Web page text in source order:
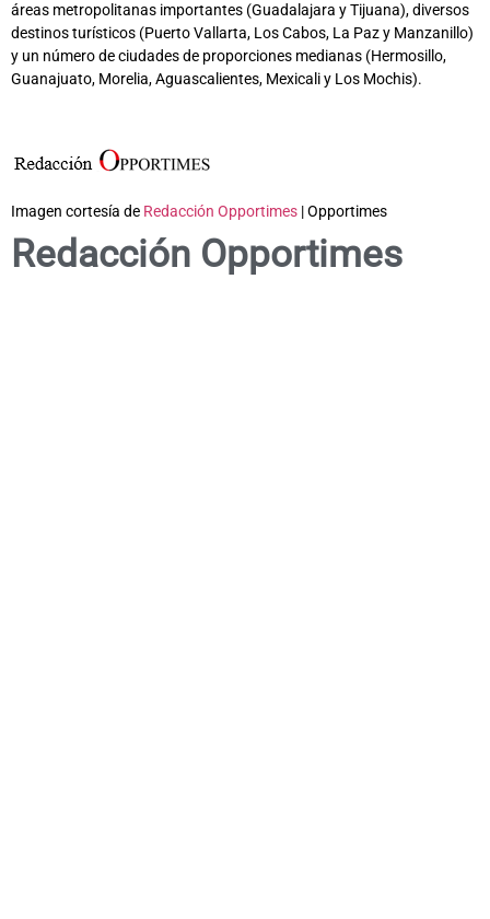
áreas metropolitanas importantes (Guadalajara y Tijuana), diversos
destinos turísticos (Puerto Vallarta, Los Cabos, La Paz y Manzanillo)
y un número de ciudades de proporciones medianas (Hermosillo,
Guanajuato, Morelia, Aguascalientes, Mexicali y Los Mochis).
Imagen cortesía de Redacción Opportimes | Opportimes
Redacción Opportimes